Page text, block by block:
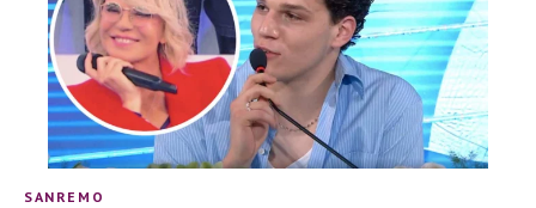
SANREMO